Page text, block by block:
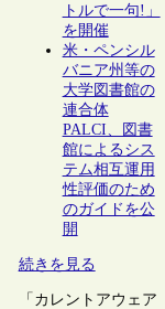
トルで一句!」
を開催
米・ペンシル
バニア州等の
大学図書館の
連合体
PALCI、図書
館によるシス
テム相互運用
性評価のため
のガイドを公
開
続きを見る
「カレントアウェア